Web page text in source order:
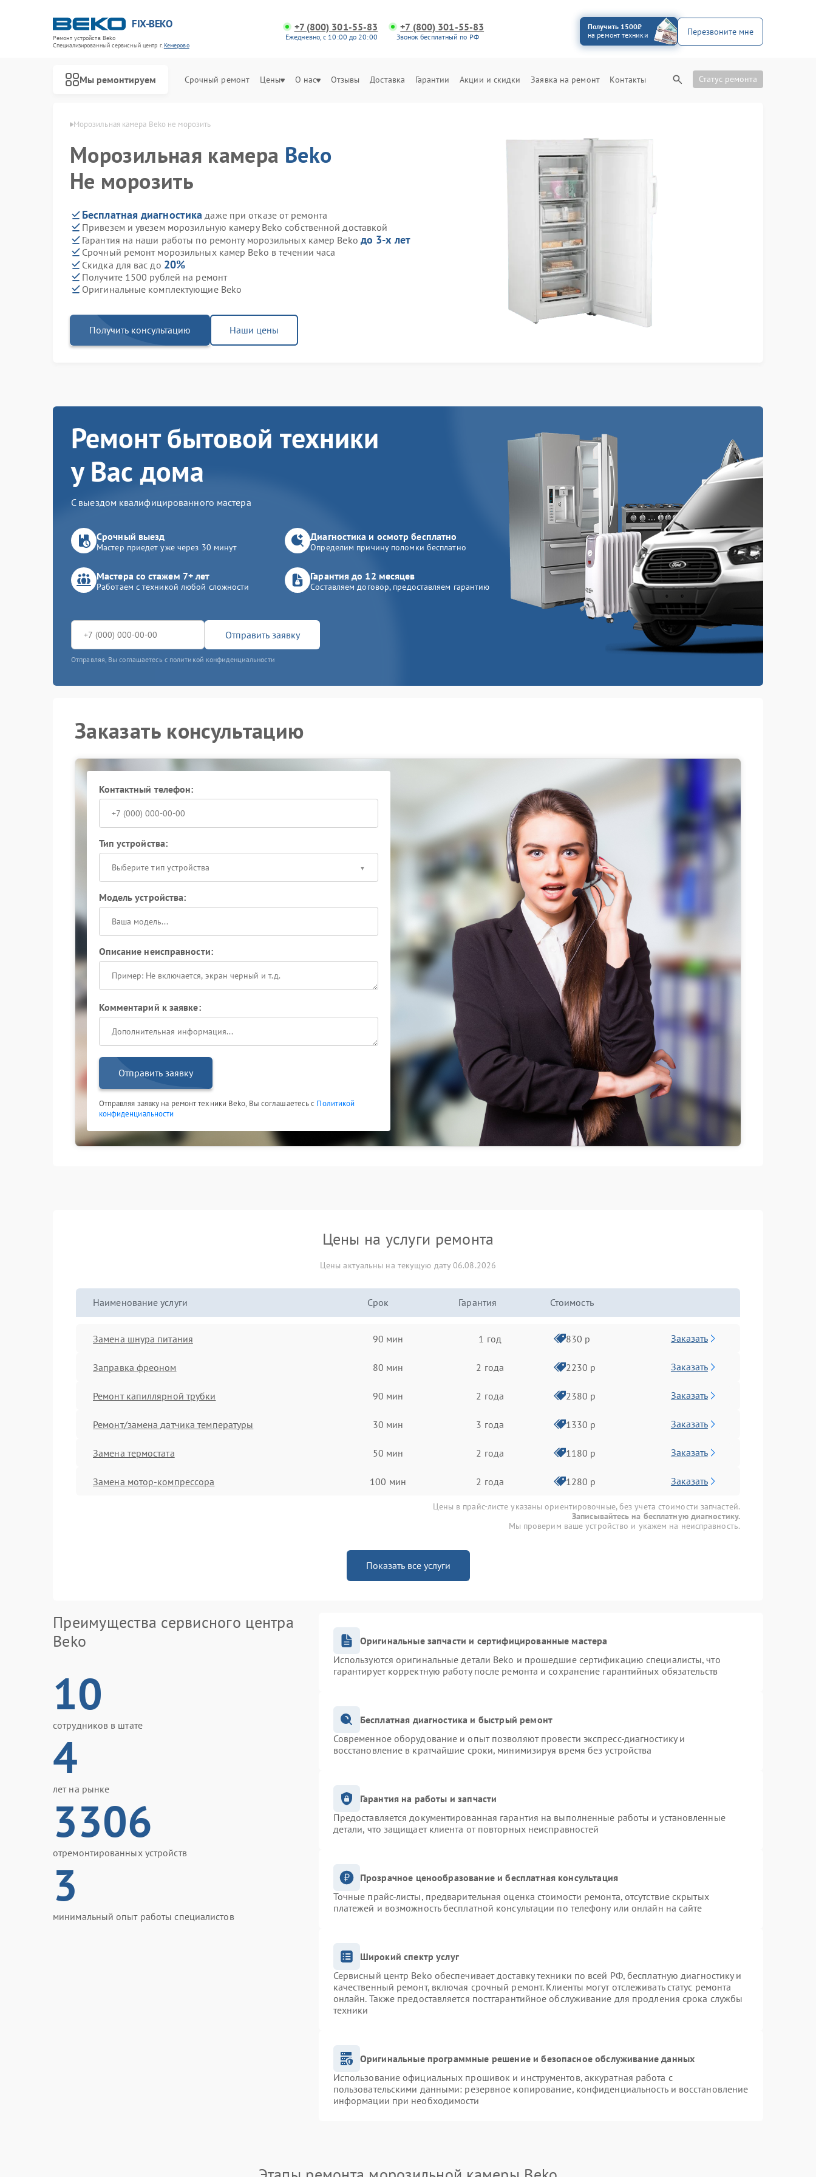
FIX-BEKO
Ремонт устройств Beko
Специализированный cервисный центр г.Кемерово
+7 (800) 301-55-83
Ежедневно, с 10:00 до 20:00
+7 (800) 301-55-83
Звонок бесплатный по РФ
Получить 1500₽
на ремонт техники
Перезвоните мне
Мы ремонтируем Срочный ремонт Цены О нас Отзывы Доставка Гарантии Акции и скидки Заявка на ремонт Контакты Статус ремонта
Морозильная камера Beko не морозить
Морозильная камера Beko
Не морозить
Бесплатная диагностика даже при отказе от ремонта
Привезем и увезем морозильную камеру Beko собственной доставкой
Гарантия на наши работы по ремонту морозильных камер Beko до 3-х лет
Срочный ремонт морозильных камер Beko в течении часа
Скидка для вас до 20%
Получите 1500 рублей на ремонт
Оригинальные комплектующие Beko
Получить консультацию Наши цены
Ремонт бытовой техники
у Вас дома
С выездом квалифицированного мастера
Срочный выезд
Мастер приедет уже через 30 минут
Диагностика и осмотр бесплатно
Определим причину поломки бесплатно
Мастера со стажем 7+ лет
Работаем с техникой любой сложности
Гарантия до 12 месяцев
Составляем договор, предоставляем гарантию
Отправить заявку
Отправляя, Вы соглашаетесь с политикой конфиденциальности
Заказать консультацию
Контактный телефон:
Тип устройства:
Выберите тип устройства
Модель устройства:
Описание неисправности:
Комментарий к заявке:
Отправить заявку
Отправляя заявку на ремонт техники Beko, Вы соглашаетесь с Политикой
конфиденциальности
Цены на услуги ремонта
Цены актуальны на текущую дату 06.08.2026
Наименование услуги Срок Гарантия Стоимость
Замена шнура питания 90 мин 1 год 830 р Заказать
Заправка фреоном 80 мин 2 года 2230 р Заказать
Ремонт капиллярной трубки 90 мин 2 года 2380 р Заказать
Ремонт/замена датчика температуры 30 мин 3 года 1330 р Заказать
Замена термостата 50 мин 2 года 1180 р Заказать
Замена мотор-компрессора 100 мин 2 года 1280 р Заказать
Цены в прайс-листе указаны ориентировочные, без учета стоимости запчастей.
Записывайтесь на бесплатную диагностику.
Мы проверим ваше устройство и укажем на неисправность.
Показать все услуги
Преимущества сервисного центра
Beko
10
сотрудников в штате
4
лет на рынке
3306
отремонтированных устройств
3
минимальный опыт работы специалистов
Оригинальные запчасти и сертифицированные мастера
Используются оригинальные детали Beko и прошедшие сертификацию специалисты, что
гарантирует корректную работу после ремонта и сохранение гарантийных обязательств
Бесплатная диагностика и быстрый ремонт
Современное оборудование и опыт позволяют провести экспресс-диагностику и
восстановление в кратчайшие сроки, минимизируя время без устройства
Гарантия на работы и запчасти
Предоставляется документированная гарантия на выполненные работы и установленные
детали, что защищает клиента от повторных неисправностей
Прозрачное ценообразование и бесплатная консультация
Точные прайс-листы, предварительная оценка стоимости ремонта, отсутствие скрытых
платежей и возможность бесплатной консультации по телефону или онлайн на сайте
Широкий спектр услуг
Сервисный центр Beko обеспечивает доставку техники по всей РФ, бесплатную диагностику и
качественный ремонт, включая срочный ремонт. Клиенты могут отслеживать статус ремонта
онлайн. Также предоставляется постгарантийное обслуживание для продления срока службы
техники
Оригинальные программные решение и безопасное обслуживание данных
Использование официальных прошивок и инструментов, аккуратная работа с
пользовательскими данными: резервное копирование, конфиденциальность и восстановление
информации при необходимости